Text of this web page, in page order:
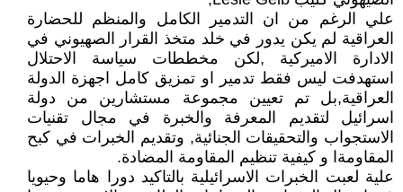
علي الرغم من ان التدمير الكامل والمنظم للحضارة
العراقية لم يكن يدور في خلد متخذ القرار الصهيوني في
الادارة الاميركية ,لكن مخططات سياسة الاحتلال
استهدفت ليس فقط تدمير او تمزيق كامل اجهزة الدولة
العراقية,بل تم تعيين مجموعة مستشارين من دولة
اسرائيل لتقديم المعرفة والخبرة في مجال تقنيات
الاستجواب والتحقيقات الجنائية, وتقديم الخبرات في كبح
المقاومةا و كيفية تنظيم المقاومة المضادة.
علية لعبت الخبرات الاسرائيلية بالتاكيد دورا هاما وحيويا